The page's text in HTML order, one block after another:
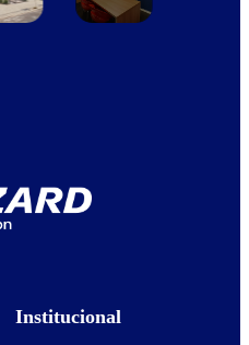
Institucional